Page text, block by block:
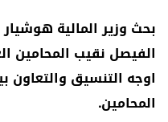
بحث وزير المالية هوشيار
الفيصل نقيب المحامين
اوجه التنسيق والتعاون
المحامين.